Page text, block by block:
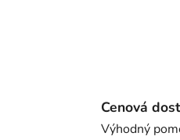
Cenová
Výhodný